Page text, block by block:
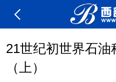
21世纪初世界石油
（上）